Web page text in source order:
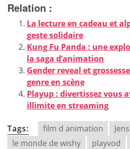
Relation :
La lecture en cadeau et
geste solidaire
Kung Fu Panda : une
la saga d’animation
Gender reveal et
genre en scène
Playup : divertissez vous
illimite en streaming
Tags: film d animation
le monde de wishy
playvod